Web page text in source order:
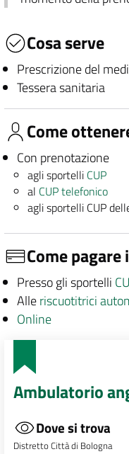
Cosa serve
Prescrizione del
Tessera sanitaria
Come
Con prenotazione
agli sportelli CUP
al CUP telefonico
agli sportelli CUP
Come
Presso gli sportelli
Alleriscuotitrici
Online
Ambulatorio
Dove si trova
Distretto Città di Bologna